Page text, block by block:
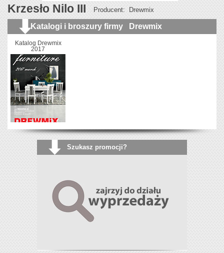
Krzesło Nilo III Producent: Drewmix
Katalogi i broszury firmy Drewmix
Katalog Drewmix
2017
Szukasz promocji?